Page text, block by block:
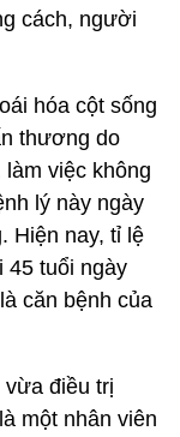
cách, người
hóa cột sống
thương do
việc không
lý này ngày
Hiện nay, tỉ lệ
tuổi ngày
căn bệnh của
điều trị
một nhân viên